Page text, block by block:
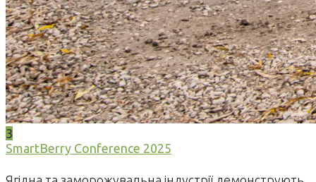
3
SmartBerry Conference 2025